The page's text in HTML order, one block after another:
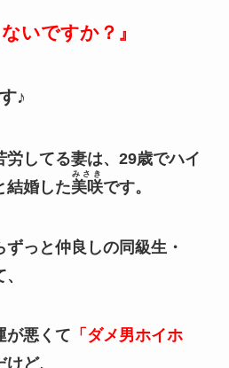
いですか？ 』
♪
してる妻は、29歳でハイ
結婚した美咲
みさき
です。
っと仲良しの同級生・
が悪くて 「ダメ男ホイホ
ど、